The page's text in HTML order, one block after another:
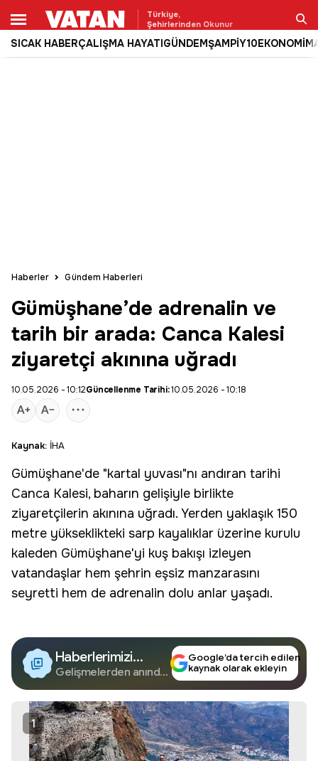
Türkiye,
Şehirlerinden Okunur
SICAK HABERÇALIŞMA HAYATIGÜNDEMŞAMPİY10EKONOMİ
Ara
Haberler Gündem Haberleri
Gümüşhane’de adrenalin ve
tarih bir arada: Canca Kalesi
ziyaretçi akınına uğradı
10.05.2026 - 10:12Güncellenme Tarihi:10.05.2026 - 10:18
Kaynak: İHA
Gümüşhane'de "kartal yuvası"nı andıran tarihi
Canca Kalesi, baharın gelişiyle birlikte
ziyaretçilerin akınına uğradı. Yerden yaklaşık 150
metre yükseklikteki sarp kayalıklar üzerine kurulu
kaleden Gümüşhane'yi kuş bakışı izleyen
vatandaşlar hem şehrin eşsiz manzarasını
seyretti hem de adrenalin dolu anlar yaşadı.
Haberlerimizi
Google'da Takip
Edin
Gelişmelerden anında
Google’da tercih edilen
kaynak olarak ekleyin
1